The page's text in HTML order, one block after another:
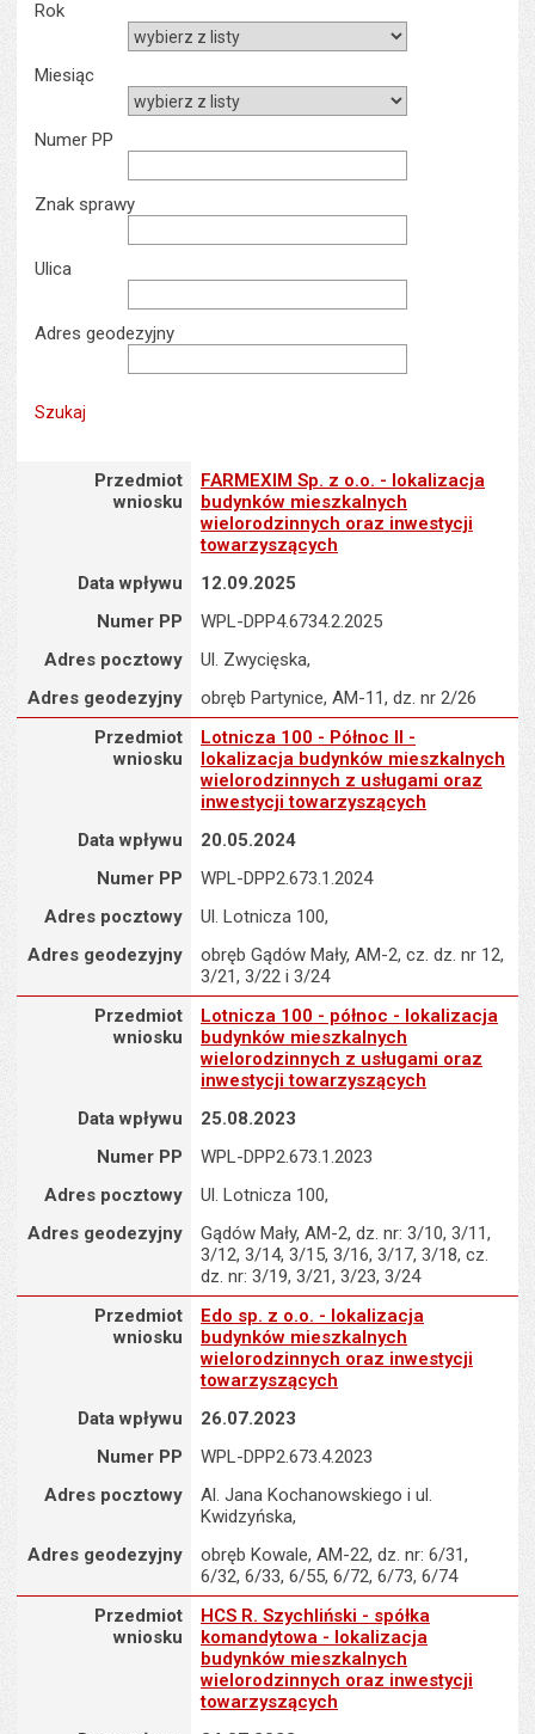
Rok
Miesiąc
Numer PP
Znak sprawy
Ulica
Adres geodezyjny
Przedmiot wniosku : FARMEXIM Sp. z o.o. - lokalizacja
Przedmiot
wniosku
FARMEXIM Sp. z o.o. - lokalizacja
budynków mieszkalnych
wielorodzinnych oraz inwestycji
towarzyszących
Data wpływu
12.09.2025
Numer PP
WPL-DPP4.6734.2.2025
Adres pocztowy
Ul. Zwycięska,
Adres geodezyjny
obręb Partynice, AM-11, dz. nr 2/26
Przedmiot wniosku : Lotnicza 100 - Północ II - lokalizacja
Przedmiot
wniosku
Lotnicza 100 - Północ II -
lokalizacja budynków mieszkalnych
wielorodzinnych z usługami oraz
inwestycji towarzyszących
Data wpływu
20.05.2024
Numer PP
WPL-DPP2.673.1.2024
Adres pocztowy
Ul. Lotnicza 100,
Adres geodezyjny
obręb Gądów Mały, AM-2, cz. dz. nr 12,
3/21, 3/22 i 3/24
Przedmiot wniosku : Lotnicza 100 - północ - lokalizacja
Przedmiot
wniosku
Lotnicza 100 - północ - lokalizacja
budynków mieszkalnych
wielorodzinnych z usługami oraz
inwestycji towarzyszących
Data wpływu
25.08.2023
Numer PP
WPL-DPP2.673.1.2023
Adres pocztowy
Ul. Lotnicza 100,
Adres geodezyjny
Gądów Mały, AM-2, dz. nr: 3/10, 3/11,
3/12, 3/14, 3/15, 3/16, 3/17, 3/18, cz.
dz. nr: 3/19, 3/21, 3/23, 3/24
Przedmiot wniosku : Edo sp. z o.o. - lokalizacja budynków
Przedmiot
wniosku
Edo sp. z o.o. - lokalizacja
budynków mieszkalnych
wielorodzinnych oraz inwestycji
towarzyszących
Data wpływu
26.07.2023
Numer PP
WPL-DPP2.673.4.2023
Adres pocztowy
Al. Jana Kochanowskiego i ul.
Kwidzyńska,
Adres geodezyjny
obręb Kowale, AM-22, dz. nr: 6/31,
6/32, 6/33, 6/55, 6/72, 6/73, 6/74
Przedmiot wniosku : HCS R. Szychliński - spółka
Przedmiot
wniosku
HCS R. Szychliński - spółka
komandytowa - lokalizacja
budynków mieszkalnych
wielorodzinnych oraz inwestycji
towarzyszących